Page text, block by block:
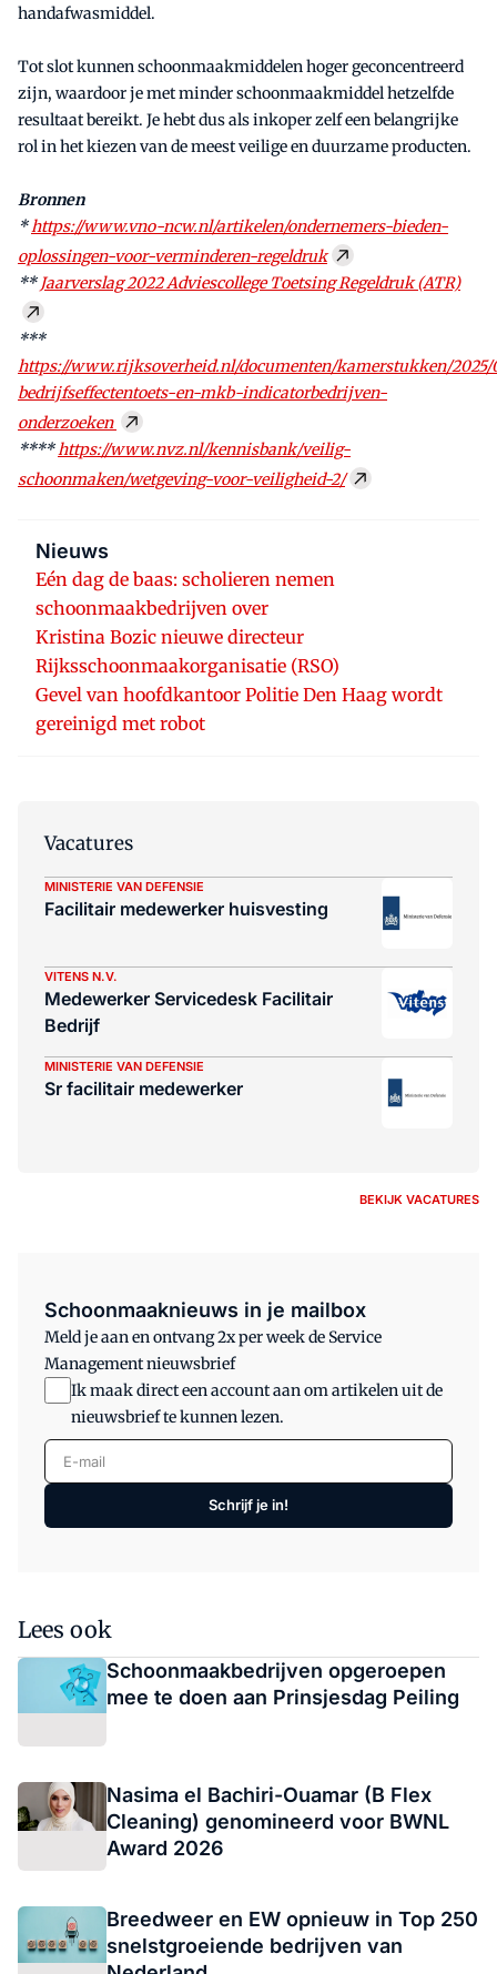
handafwasmiddel.
Tot slot kunnen schoonmaakmiddelen hoger geconcentreerd
zijn, waardoor je met minder schoonmaakmiddel hetzelfde
resultaat bereikt. Je hebt dus als inkoper zelf een belangrijke
rol in het kiezen van de meest veilige en duurzame producten.
Bronnen
*https://www.vno-ncw.nl/artikelen/ondernemers-bieden-
oplossingen-voor-verminderen-regeldruk
**Jaarverslag 2022 Adviescollege Toetsing Regeldruk (ATR)
***
https://www.rijksoverheid.nl/documenten/kamerstukken/
bedrijfseffectentoets-en-mkb-indicatorbedrijven-
onderzoeken
****https://www.nvz.nl/kennisbank/veilig-
schoonmaken/wetgeving-voor-veiligheid-2/
Nieuws
Eén dag de baas: scholieren nemen
schoonmaakbedrijven over
Kristina Bozic nieuwe directeur
Rijksschoonmaakorganisatie (RSO)
Gevel van hoofdkantoor Politie Den Haag wordt
gereinigd met robot
Vacatures
MINISTERIE VAN DEFENSIE
Facilitair medewerker huisvesting
VITENS N.V.
Medewerker Servicedesk Facilitair
Bedrijf
MINISTERIE VAN DEFENSIE
Sr facilitair medewerker
BEKIJK VACATURES
Schoonmaaknieuws in je mailbox
Meld je aan en ontvang 2x per week de Service
Management nieuwsbrief
Ik maak direct een account aan om artikelen uit de
nieuwsbrief te kunnen lezen.
E-mail
Schrijf je in!
Lees ook
Schoonmaakbedrijven opgeroepen
mee te doen aan Prinsjesdag Peiling
Nasima el Bachiri-Ouamar (B Flex
Cleaning) genomineerd voor BWNL
Award 2026
Breedweer en EW opnieuw in Top 250
snelstgroeiende bedrijven van